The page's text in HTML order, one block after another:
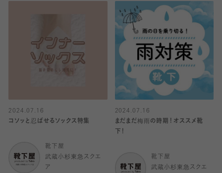
2024.07.16
コソッと忍ばせるソックス特集
靴下屋
武蔵小杉東急スクエ
ア
2024.07.16
まだまだ梅雨の時期！オススメ靴
下！
靴下屋
武蔵小杉東急スクエ